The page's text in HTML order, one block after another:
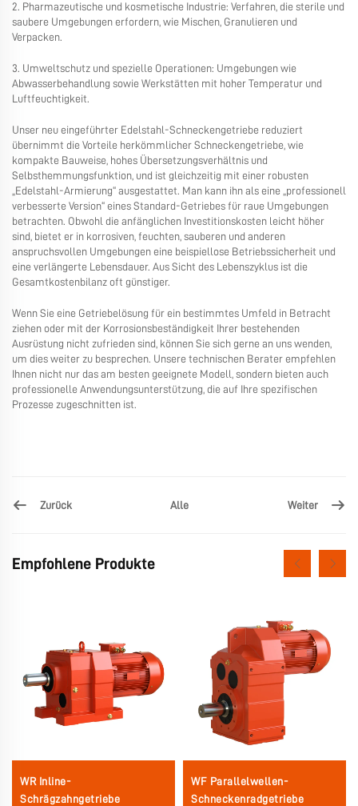
2. Pharmazeutische und kosmetische Industrie: Verfahren, die sterile und
saubere Umgebungen erfordern, wie Mischen, Granulieren und
Verpacken.
3. Umweltschutz und spezielle Operationen: Umgebungen wie
Abwasserbehandlung sowie Werkstätten mit hoher Temperatur und
Luftfeuchtigkeit.
Unser neu eingeführter Edelstahl-Schneckengetriebe reduziert
übernimmt die Vorteile herkömmlicher Schneckengetriebe, wie
kompakte Bauweise, hohes Übersetzungsverhältnis und
Selbsthemmungsfunktion, und ist gleichzeitig mit einer robusten
„Edelstahl-Armierung“ ausgestattet. Man kann ihn als eine „professionell
verbesserte Version“ eines Standard-Getriebes für raue Umgebungen
betrachten. Obwohl die anfänglichen Investitionskosten leicht höher
sind, bietet er in korrosiven, feuchten, sauberen und anderen
anspruchsvollen Umgebungen eine beispiellose Betriebssicherheit und
eine verlängerte Lebensdauer. Aus Sicht des Lebenszyklus ist die
Gesamtkostenbilanz oft günstiger.
Wenn Sie eine Getriebelösung für ein bestimmtes Umfeld in Betracht
ziehen oder mit der Korrosionsbeständigkeit Ihrer bestehenden
Ausrüstung nicht zufrieden sind, können Sie sich gerne an uns wenden,
um dies weiter zu besprechen. Unsere technischen Berater empfehlen
Ihnen nicht nur das am besten geeignete Modell, sondern bieten auch
professionelle Anwendungsunterstützung, die auf Ihre spezifischen
Prozesse zugeschnitten ist.
Zurück Alle Weiter
Empfohlene Produkte
WR Inline-
Schrägzahngetriebe
WF Parallelwellen-
Schneckenradgetriebe